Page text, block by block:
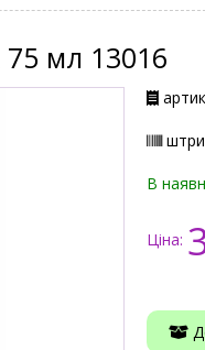
мл 13016
В
Ціна: